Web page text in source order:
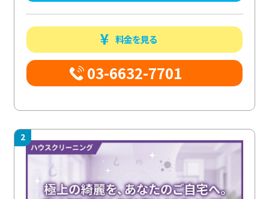
料金を見る
03-6632-7701
2